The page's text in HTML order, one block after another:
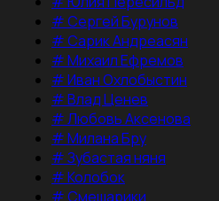
#Сергей Бурунов
#Сарик Андреасян
#Михаил Ефремов
#Иван Охлобыстин
#Влад Ценев
#Любовь Аксенова
#Милана Бру
#Зубастая няня
#Колобок
#Смешарики